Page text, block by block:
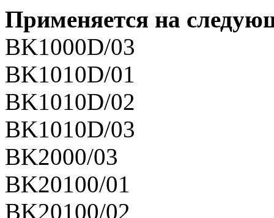
Применяется на
BK1000D/03
BK1010D/01
BK1010D/02
BK1010D/03
BK2000/03
BK20100/01
BK20100/02